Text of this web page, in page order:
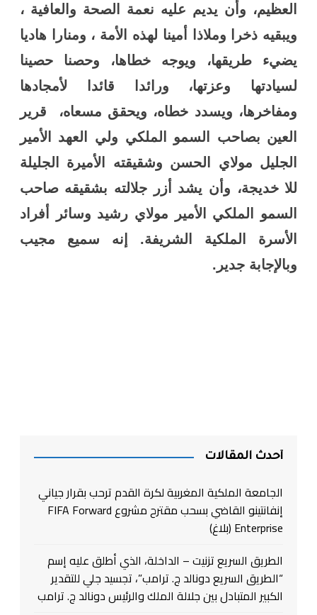
العظيم، وأن يديم عليه نعمة الصحة والعافية ،
ويبقيه ذخرا وملاذا أمينا لهذه الأمة ، ومنارا هاديا
يضيء طريقها، ويوجه خطاها، وحصنا حصينا
لسيادتها وعزتها، ورائدا قائدا لأمجادها
ومفاخرها، ويسدد خطاه، ويحقق مسعاه، قرير
العين بصاحب السمو الملكي ولي العهد الأمير
الجليل مولاي الحسن وشقيقته الأميرة الجليلة
للا خديجة، وأن يشد أزر جلالته بشقيقه صاحب
السمو الملكي الأمير مولاي رشيد وسائر أفراد
الأسرة الملكية الشريفة. إنه سميع مجيب
وبالإجابة جدير .
أحدث المقالات
الجامعة الملكية المغربية لكرة القدم ترحب بقرار جياني
إنفانتينو القاضي بسحب مقترح مشروع FIFA Forward
Enterprise (بلاغ)
الطريق السريع تزنيت – الداخلة، الذي أطلق عليه إسم
“الطريق السريع دونالد ج. ترامب”، تجسيد جلي للتقدير
الكبير المتبادل بين جلالة الملك والرئيس دونالد ج. ترامب